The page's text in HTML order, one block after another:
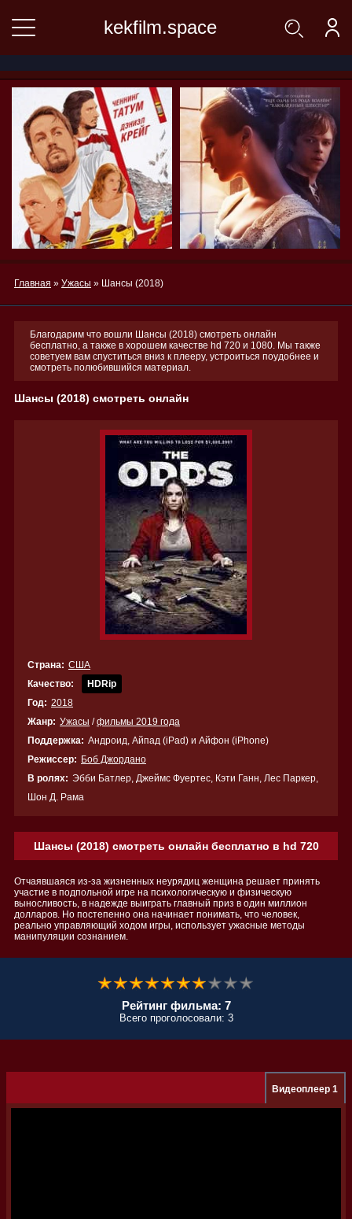
kekfilm.space
Главная » Ужасы » Шансы (2018)
Благодарим что вошли Шансы (2018) смотреть онлайн
бесплатно, а также в хорошем качестве hd 720 и 1080. Мы также
советуем вам спуститься вниз к плееру, устроиться поудобнее и
смотреть полюбившийся материал.
Шансы (2018) смотреть онлайн
Страна: США
Качество:
HDRip
Год: 2018
Жанр: Ужасы /фильмы 2019 года
Поддержка: Андроид, Айпад (iPad) и Айфон (iPhone)
Режиссер: Боб Джордано
В ролях: Эбби Батлер, Джеймс Фуертес, Кэти Ганн, Лес Паркер,
Шон Д. Рама
Шансы (2018) смотреть онлайн бесплатно в hd 720
Отчаявшаяся из-за жизненных неурядиц женщина решает принять
участие в подпольной игре на психологическую и физическую
выносливость, в надежде выиграть главный приз в один миллион
долларов. Но постепенно она начинает понимать, что человек,
реально управляющий ходом игры, использует ужасные методы
манипуляции сознанием.
Рейтинг фильма: 7
Всего проголосовали: 3
Видеоплеер 1